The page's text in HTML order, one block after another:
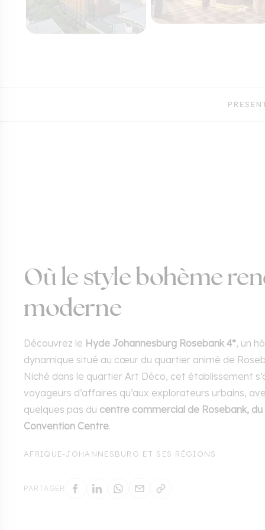
Où le style bohème
moderne
Découvrez le Hyde Johannesburg Rosebank 4*, un
dynamique situé au cœur du quartier animé de
Niché dans le quartier Art Déco, cet établissement
voyageurs d’affaires qu’aux explorateurs urbains,
quelques pas du centre commercial de Rosebank,
Convention Centre.
AFRIQUE-JOHANNESBURG ET SES RÉGIONS
PARTAGER